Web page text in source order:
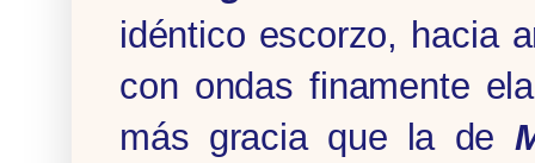
idéntico escorzo, hacia
con ondas finamente
más gracia que la de